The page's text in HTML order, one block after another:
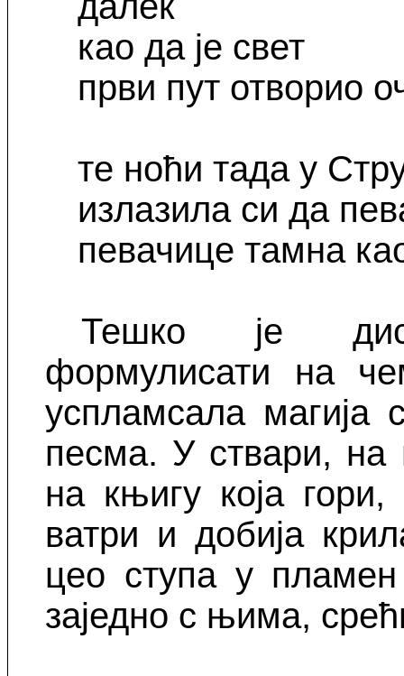
као да је свет
први пут отворио
те ноћи тада у
излазила си да
певачице тамна
Тешко је
формулисати на
успламсала магија
песма. У ствари, на
на књигу која
ватри и добија
цео ступа у
заједно с њима,